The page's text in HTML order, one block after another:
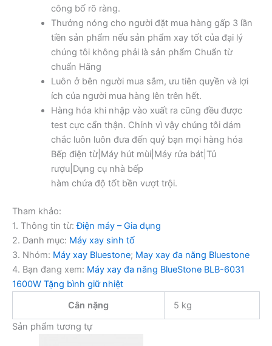
công bố rõ ràng.
Thưởng nóng cho người đặt mua hàng gấp 3 lần
tiền sản phẩm nếu sản phẩm xay tốt của đại lý
chúng tôi không phải là sản phẩm Chuẩn từ
chuẩn Hãng
Luôn ở bên người mua sắm, ưu tiên quyền và lợi
ích của người mua hàng lên trên hết.
Hàng hóa khi nhập vào xuất ra cũng đều được
test cực cẩn thận. Chính vì vậy chúng tôi dám
chắc luôn luôn đưa đến quý bạn mọi hàng hóa
Bếp điện từ|Máy hút mùi|Máy rửa bát|Tủ
rượu|Dụng cụ nhà bếp
hàm chứa độ tốt bền vượt trội.
Tham khảo:
1. Thông tin từ:Điện máy – Gia dụng
2. Danh mục: Máy xay sinh tố
3. Nhóm: Máy xay Bluestone; May xay đa năng Bluestone
4. Bạn đang xem: Máy xay đa năng BlueStone BLB-6031
1600W Tặng bình giữ nhiệt
Cân nặng
5 kg
Sản phẩm tương tự